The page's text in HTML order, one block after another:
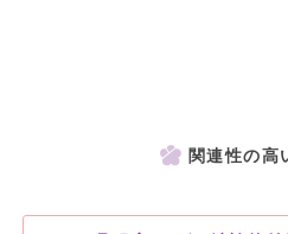
関連性の高